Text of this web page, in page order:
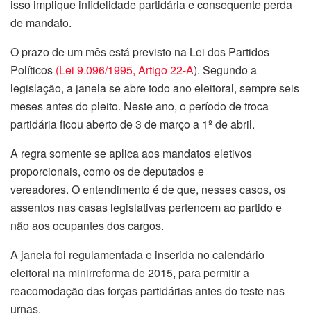
isso implique infidelidade partidária e consequente perda
de mandato.
O prazo de um mês está previsto na Lei dos Partidos
Políticos (Lei 9.096/1995, Artigo 22-A). Segundo a
legislação, a janela se abre todo ano eleitoral, sempre seis
meses antes do pleito. Neste ano, o período de troca
partidária ficou aberto de3 de março a 1º de abril.
A regra somente se aplica aos mandatos eletivos
proporcionais, como os de deputados e
vereadores. O entendimento é de que, nesses casos, os
assentos nas casas legislativas pertencem ao partido e
não aos ocupantes dos cargos.
A janela foi regulamentada e inserida no calendário
eleitoral na minirreforma de 2015, para permitir a
reacomodação das forças partidárias antes do teste nas
urnas.